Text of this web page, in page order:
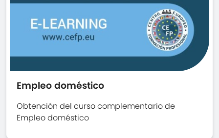
Empleo doméstico
Obtención del curso complementario de
Empleo doméstico